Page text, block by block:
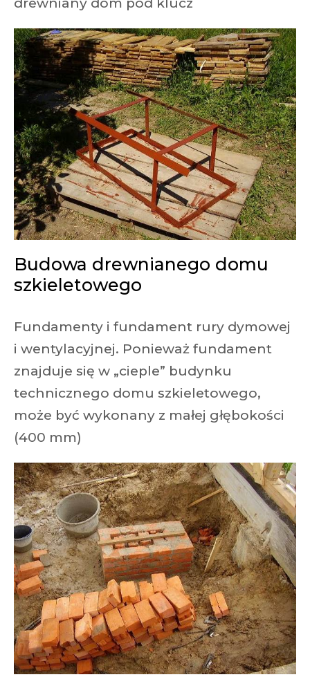
Budowa drewnianego domu
szkieletowego
Fundamenty i fundament rury dymowej
i wentylacyjnej. Ponieważ fundament
znajduje się w „cieple” budynku
technicznego domu szkieletowego,
może być wykonany z małej głębokości
(400 mm)